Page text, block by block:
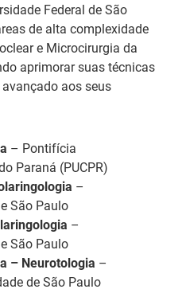
Federal de São
de alta complexidade
e Microcirurgia da
aprimorar suas técnicas
aos seus
– Pontifícia
Paraná (PUCPR)
–
São Paulo
–
São Paulo
– Neurotologia –
de São Paulo